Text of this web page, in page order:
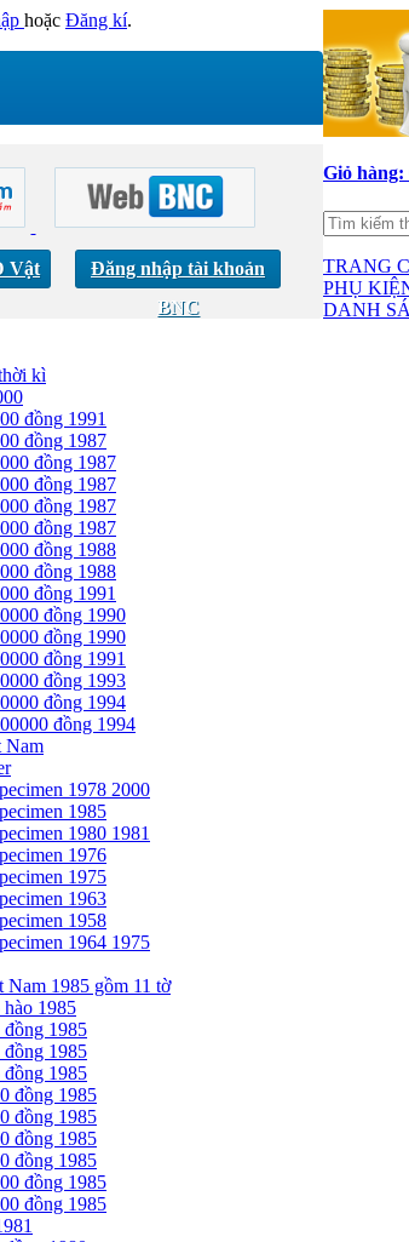
hoặc Đăng kí.
Vật
Đăng nhập tài khoản
BNC
Giỏ hàng:
TRANG
PHỤ
DANH
kì
đồng 1991
đồng 1987
đồng 1987
đồng 1987
đồng 1987
đồng 1987
đồng 1988
đồng 1988
đồng 1991
đồng 1990
đồng 1990
đồng 1991
đồng 1993
đồng 1994
đồng 1994
Nam
1978 2000
1985
1980 1981
1976
1975
1963
1958
1964 1975
Nam 1985 gồm 11 tờ
1985
1985
1985
1985
đồng 1985
đồng 1985
đồng 1985
đồng 1985
đồng 1985
đồng 1985